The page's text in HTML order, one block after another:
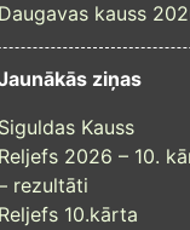
Daugavas kauss
ziņas
Siguldas Kauss
Reljefs 2026 – 10.
rezultāti
Reljefs 10.kārta